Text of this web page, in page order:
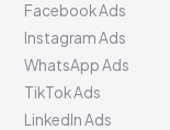
Facebook Ads
Instagram Ads
WhatsApp Ads
TikTok Ads
LinkedIn Ads